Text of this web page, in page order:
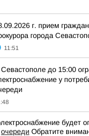
г. прием
города
11:51
до 15:00
у
будет
очереди Обратите